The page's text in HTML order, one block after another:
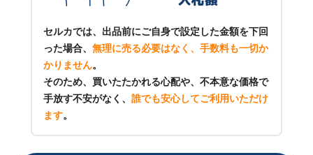
セルカでは、出品前にご自身で設定した金額を下回
った場合、 無理に売る必要はなく、手数料も一切か
かりません。
そのため、買いたたかれる心配や、不本意な価格で
手放す不安がなく、 誰でも安心してご利用いただけ
ます。